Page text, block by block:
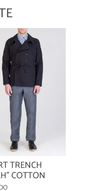
TRENCH
COTTON